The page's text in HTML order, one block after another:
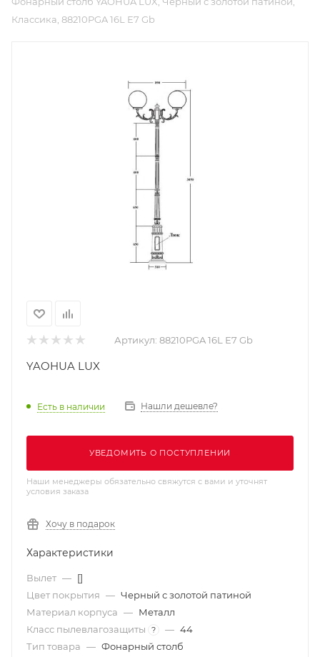
Классика, 88210PGA 16L Е7 Gb
Артикул: 88210PGA 16L Е7 Gb
YAOHUA LUX
Есть в наличии Нашли дешевле?
УВЕДОМИТЬ О ПОСТУПЛЕНИИ
Наши менеджеры обязательно свяжутся с вами и уточнят
условия заказа
Хочу в подарок
Характеристики
Вылет — []
Цвет покрытия — Черный с золотой патиной
Материал корпуса — Металл
Класс пылевлагозащиты
? — 44
Тип товара — Фонарный столб